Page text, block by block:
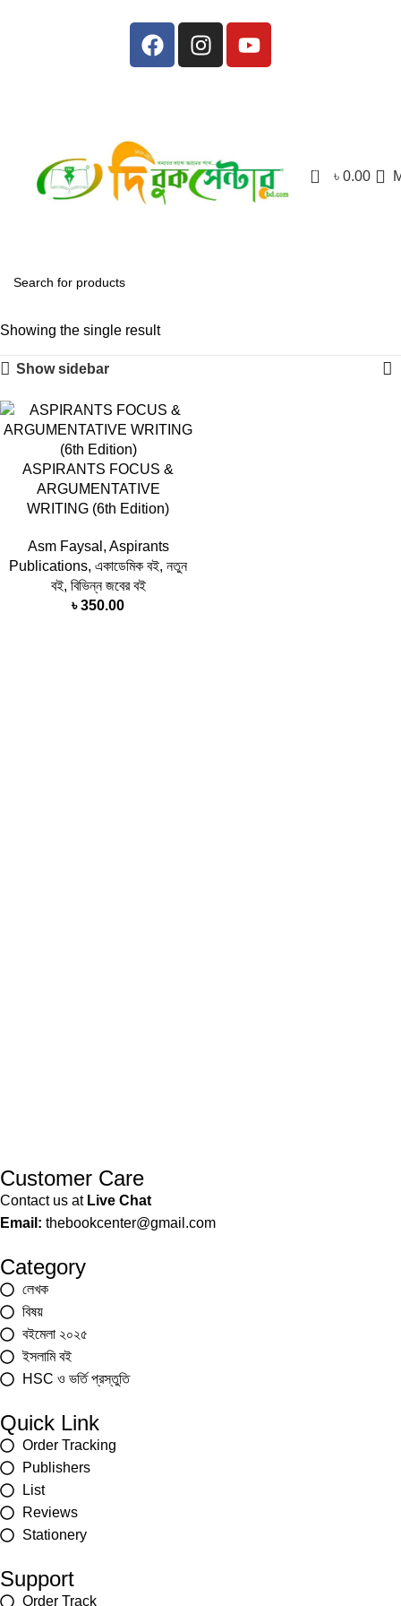
0 ৳ 0.00
Showing the single result
Show sidebar
ASPIRANTS FOCUS &
ARGUMENTATIVE
WRITING (6th Edition)
Asm Faysal , Aspirants
Publications, একাডেমিক বই, নতুন
বই, বিভিন্ন জবের বই
৳350.00
Customer Care
Contact us at Live Chat
Email: thebookcenter@gmail.com
Category
লেখক
বিষয়
বইমেলা ২০২৫
ইসলামি বই
HSC ও ভর্তি প্রস্তুতি
Quick Link
Order Tracking
Publishers
List
Reviews
Stationery
Support
Order Track